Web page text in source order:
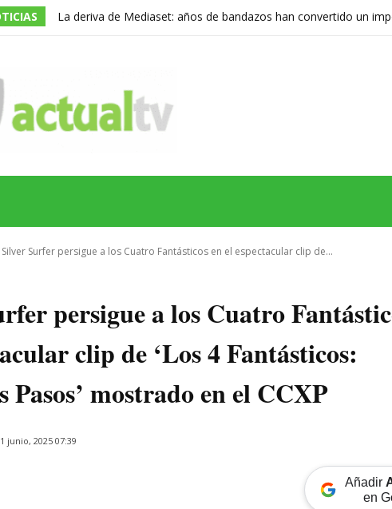
La deriva de Mediaset: años de bandazos han convertido un
Silver Surfer persigue a los Cuatro Fantásticos en el espectacular clip de...
persigue a los Cuatro
clip de ‘Los 4 Fantásticos:
Pasos’ mostrado en el CCXP
junio, 2025 07:39
Añadir
en